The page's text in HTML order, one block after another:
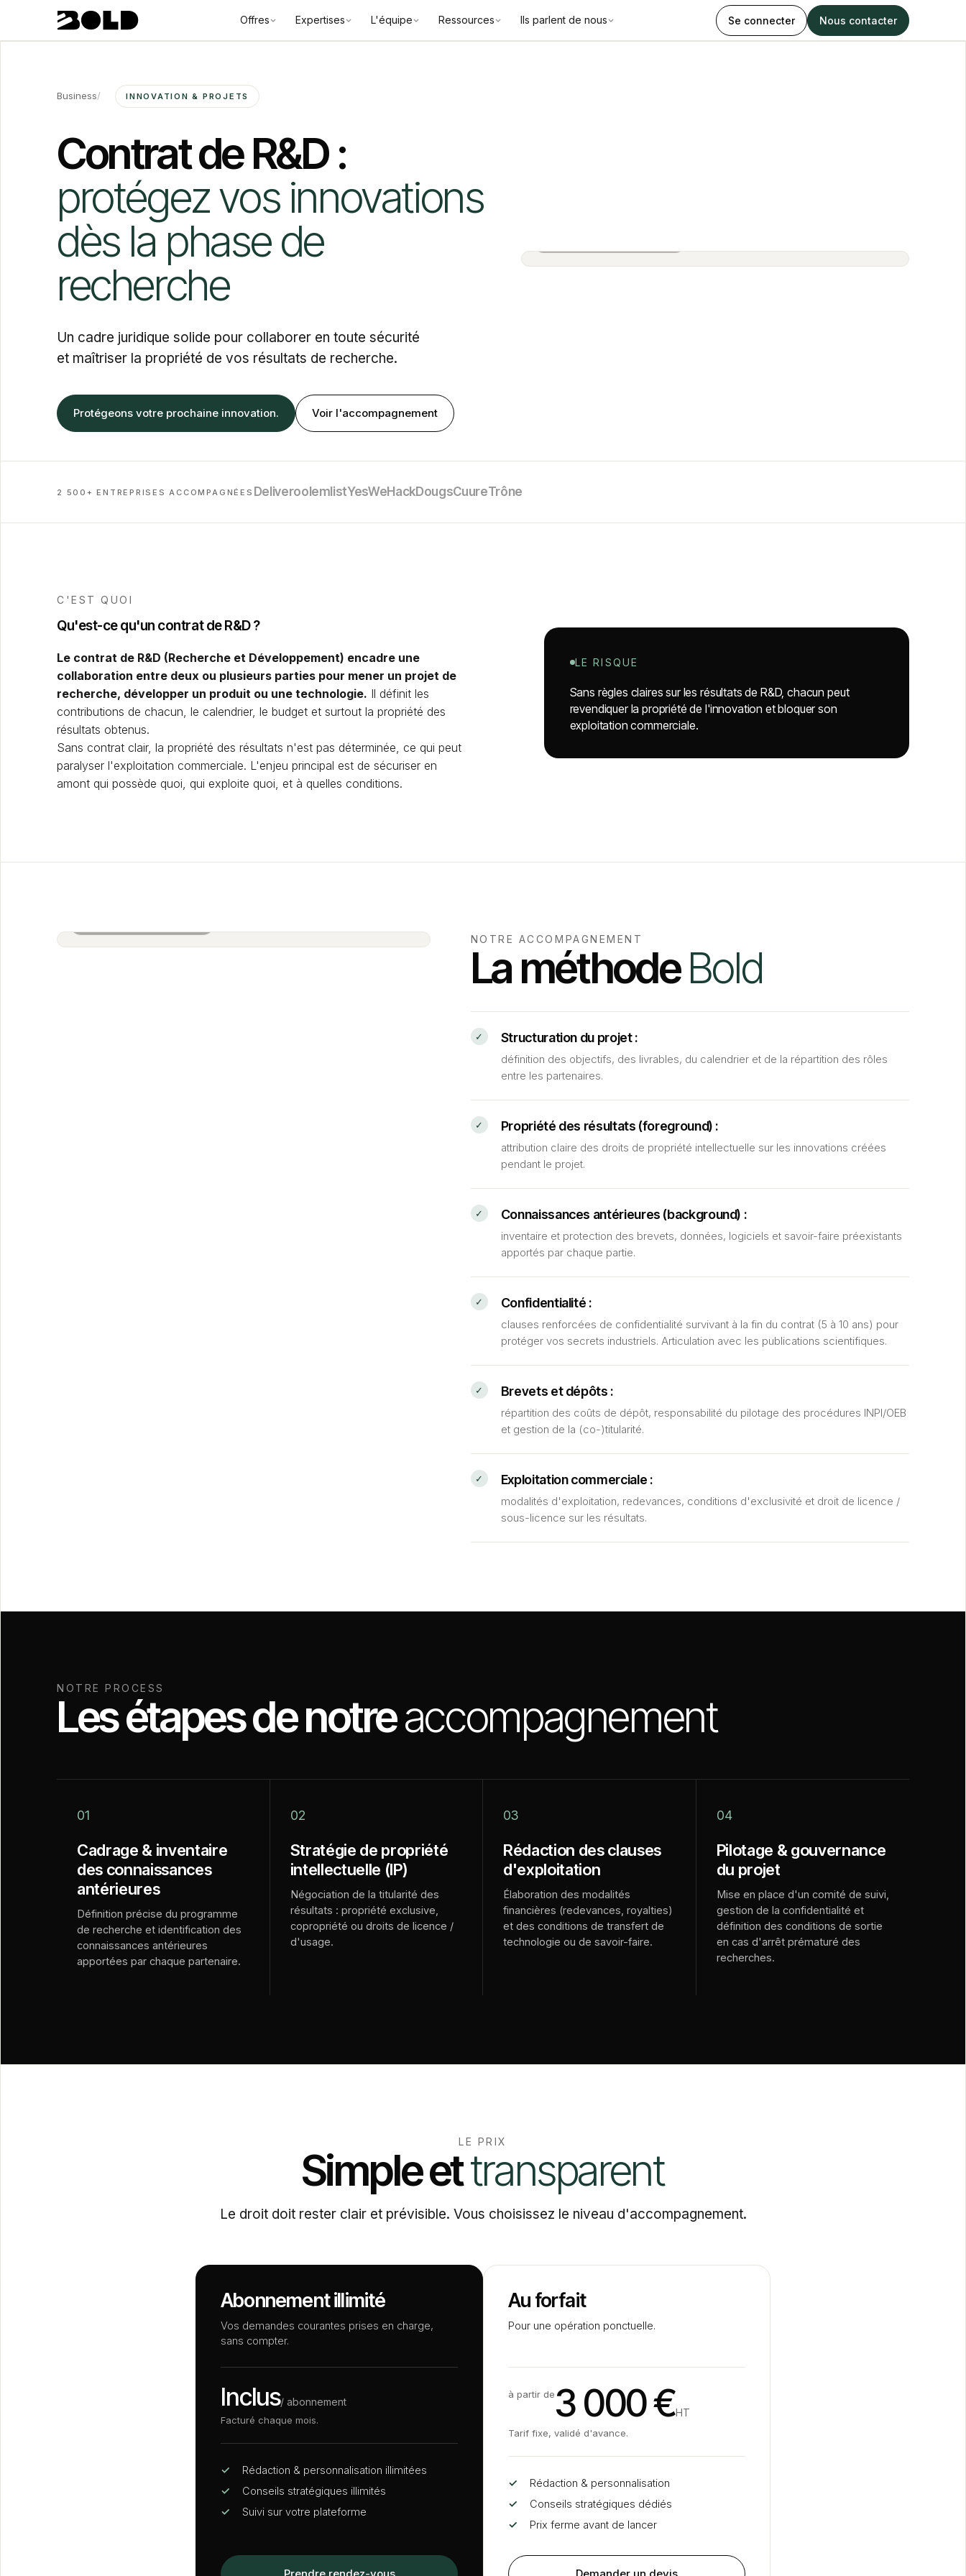
Offres Expertises L'équipe Ressources Ils parlent de nous Se connecter Nous contacter
Business/ INNOVATION & PROJETS
Contrat de R&D :
protégez vos innovations
dès la phase de
recherche
Un cadre juridique solide pour collaborer en toute sécurité
et maîtriser la propriété de vos résultats de recherche.
Protégeons votre prochaine innovation. Voir l'accompagnement
2 500+ ENTREPRISES ACCOMPAGNÉES Deliveroo lemlistYesWeHackDougsCuureTrône
C'EST QUOI
Qu'est-ce qu'un contrat de R&D ?
Le contrat de R&D (Recherche et Développement) encadre une
collaboration entre deux ou plusieurs parties pour mener un projet de
recherche, développer un produit ou une technologie. Il définit les
contributions de chacun, le calendrier, le budget et surtout la propriété des
résultats obtenus.
Sans contrat clair, la propriété des résultats n'est pas déterminée, ce qui peut
paralyser l'exploitation commerciale. L'enjeu principal est de sécuriser en
amont qui possède quoi, qui exploite quoi, et à quelles conditions.
LE RISQUE
Sans règles claires sur les résultats de R&D, chacun peut
revendiquer la propriété de l'innovation et bloquer son
exploitation commerciale.
NOTRE ACCOMPAGNEMENT
La méthodeBold
Structuration du projet :
définition des objectifs, des livrables, du calendrier et de la répartition des rôles
entre les partenaires.
Propriété des résultats (foreground) :
attribution claire des droits de propriété intellectuelle sur les innovations créées
pendant le projet.
Connaissances antérieures (background) :
inventaire et protection des brevets, données, logiciels et savoir-faire préexistants
apportés par chaque partie.
Confidentialité :
clauses renforcées de confidentialité survivant à la fin du contrat (5 à 10 ans) pour
protéger vos secrets industriels. Articulation avec les publications scientifiques.
Brevets et dépôts :
répartition des coûts de dépôt, responsabilité du pilotage des procédures INPI/OEB
et gestion de la (co-)titularité.
Exploitation commerciale :
modalités d'exploitation, redevances, conditions d'exclusivité et droit de licence /
sous-licence sur les résultats.
NOTRE PROCESS
Les étapes de notreaccompagnement
01
Cadrage & inventaire
des connaissances
antérieures
Définition précise du programme
de recherche et identification des
connaissances antérieures
apportées par chaque partenaire.
02
Stratégie de propriété
intellectuelle (IP)
Négociation de la titularité des
résultats : propriété exclusive,
copropriété ou droits de licence /
d'usage.
03
Rédaction des clauses
d'exploitation
Élaboration des modalités
financières (redevances, royalties)
et des conditions de transfert de
technologie ou de savoir-faire.
04
Pilotage & gouvernance
du projet
Mise en place d'un comité de suivi,
gestion de la confidentialité et
définition des conditions de sortie
en cas d'arrêt prématuré des
recherches.
LE PRIX
Simpleettransparent
Le droit doit rester clair et prévisible. Vous choisissez le niveau d'accompagnement.
Abonnement illimité
Vos demandes courantes prises en charge,
sans compter.
Inclus/ abonnement
Facturé chaque mois.
✓ Rédaction & personnalisation illimitées
✓
Conseils stratégiques illimités
✓
Suivi sur votre plateforme
Au forfait
Pour une opération ponctuelle.
à partir de3 000 €HT
Tarif fixe, validé d'avance.
✓ Rédaction & personnalisation
✓
Conseils stratégiques dédiés
✓
Prix ferme avant de lancer